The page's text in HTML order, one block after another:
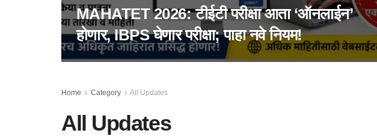
MAHATET 2026: टीईटी परीक्षा आता ‘ऑनलाईन’
होणार, IBPS घेणार परीक्षा; पाहा नवे नियम!
Home Category All Updates
All Updates